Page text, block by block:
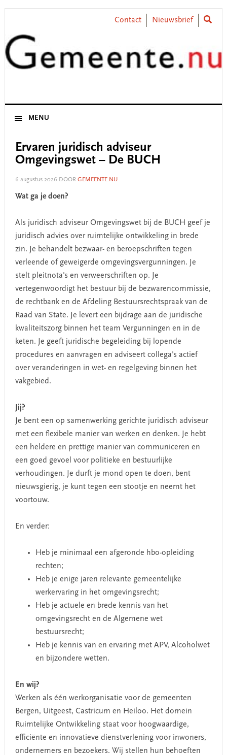
Skip
primary
navigation
Skip
content
Skip
primary
sidebar
Skip
footer
Contact Nieuwsbrief
MENU
Ervaren juridisch adviseur
Omgevingswet – De BUCH
6 augustus 2026 DOOR GEMEENTE.NU
Wat ga je doen?
Als juridisch adviseur Omgevingswet bij de BUCH geef je
juridisch advies over ruimtelijke ontwikkeling in brede
zin. Je behandelt bezwaar- en beroepschriften tegen
verleende of geweigerde omgevingsvergunningen. Je
stelt pleitnota's en verweerschriften op. Je
vertegenwoordigt het bestuur bij de bezwarencommissie,
de rechtbank en de Afdeling Bestuursrechtspraak van de
Raad van State. Je levert een bijdrage aan de juridische
kwaliteitszorg binnen het team Vergunningen en in de
keten. Je geeft juridische begeleiding bij lopende
procedures en aanvragen en adviseert collega's actief
over veranderingen in wet- en regelgeving binnen het
vakgebied.
Jij?
Je bent een op samenwerking gerichte juridisch adviseur
met een flexibele manier van werken en denken. Je hebt
een heldere en prettige manier van communiceren en
een goed gevoel voor politieke en bestuurlijke
verhoudingen. Je durft je mond open te doen, bent
nieuwsgierig, je kunt tegen een stootje en neemt het
voortouw.
En verder:
Heb je minimaal een afgeronde hbo-opleiding
rechten;
Heb je enige jaren relevante gemeentelijke
werkervaring in het omgevingsrecht;
Heb je actuele en brede kennis van het
omgevingsrecht en de Algemene wet
bestuursrecht;
Heb je kennis van en ervaring met APV, Alcoholwet
en bijzondere wetten.
En wij?
Werken als één werkorganisatie voor de gemeenten
Bergen, Uitgeest, Castricum en Heiloo. Het domein
Ruimtelijke Ontwikkeling staat voor hoogwaardige,
efficiënte en innovatieve dienstverlening voor inwoners,
ondernemers en bezoekers. Wij stellen hun behoeften